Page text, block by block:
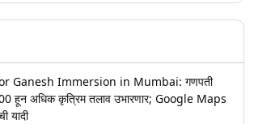
Ganesh Immersion in Mumbai: गणपती
हून अधिक कृत्रिम तलाव उभारणार; Google Maps
यादी